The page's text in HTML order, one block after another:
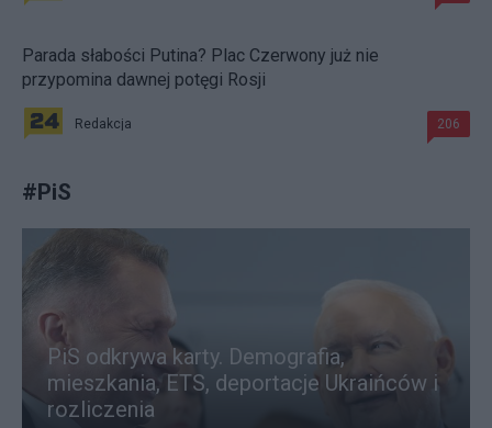
Parada słabości Putina? Plac Czerwony już nie
przypomina dawnej potęgi Rosji
Redakcja 206
#PiS
PiS odkrywa karty. Demografia,
mieszkania, ETS, deportacje Ukraińców i
rozliczenia